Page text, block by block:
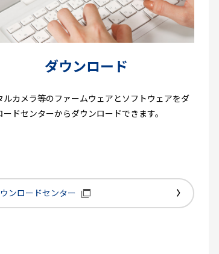
ダウンロード
ルカメラ等のファームウェアとソフトウェアをダ
ードセンターからダウンロードできます。
ンロードセンター